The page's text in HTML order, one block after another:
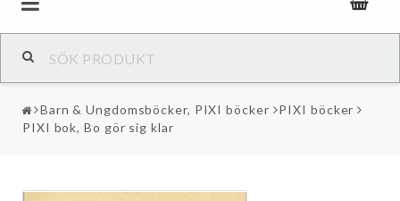
Barn & Ungdomsböcker, PIXI böcker
PIXI böcker
PIXI bok, Bo gör sig klar